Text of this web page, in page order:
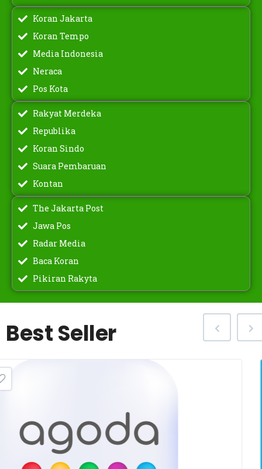
Koran Jakarta
Koran Tempo
Media Indonesia
Neraca
Pos Kota
Rakyat Merdeka
Republika
Koran Sindo
Suara Pembaruan
Kontan
The Jakarta Post
Jawa Pos
Radar Media
Baca Koran
Pikiran Rakyta
Best Seller